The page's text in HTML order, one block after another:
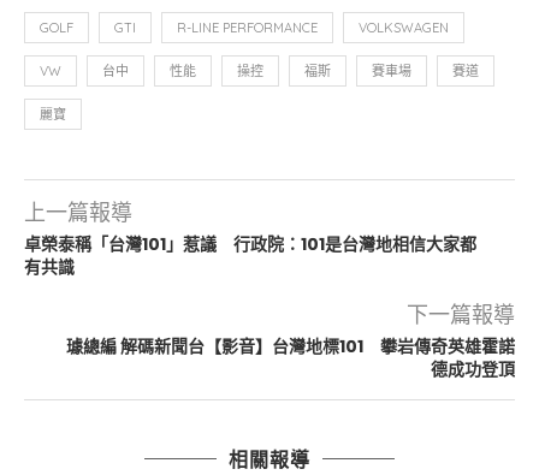
GOLF GTI R-LINE PERFORMANCE VOLKSWAGEN
VW 台中 性能 操控 福斯 賽車場 賽道
麗寶
上一篇報導
卓榮泰稱「台灣101」惹議 行政院：101是台灣地相信大家都
有共識
下一篇報導
璩總編 解碼新聞台【影音】台灣地標101 攀岩傳奇英雄霍諾
德成功登頂
相關報導